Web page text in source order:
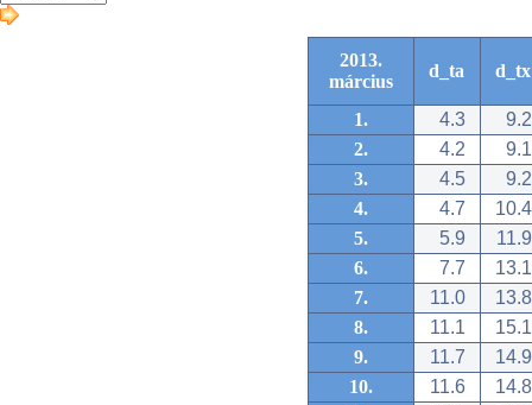
2013.
március
d_ta d_tx
1. 4.3
9.2
2.
4.2
9.1
3.
4.5
9.2
4.
4.7
10.4
5.
5.9
11.9
6.
7.7
13.1
7.
11.0
13.8
8.
11.1
15.1
9.
11.7
14.9
10.
11.6
14.8